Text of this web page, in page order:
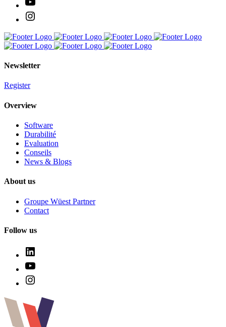
Newsletter
Register
Overview
Software
Durabilité
Evaluation
Conseils
News & Blogs
About us
Groupe Wüest Partner
Contact
Follow us